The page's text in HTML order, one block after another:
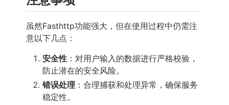
虽然Fasthttp功能强大，但在使用过程中仍需注
意以下几点：
安全性 ：对用户输入的数据进行严格校验，
防止潜在的安全风险。
错误处理 ：合理捕获和处理异常，确保服务
稳定性。